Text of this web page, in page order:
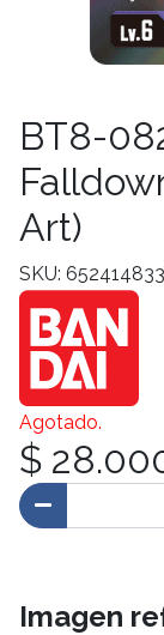
BT8-
Art)
SKU:
Agotado.
$
Imagen